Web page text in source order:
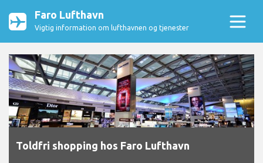
Faro Lufthavn
Vigtig information om lufthavnen og tjenester
Toldfri shopping hos Faro Lufthavn